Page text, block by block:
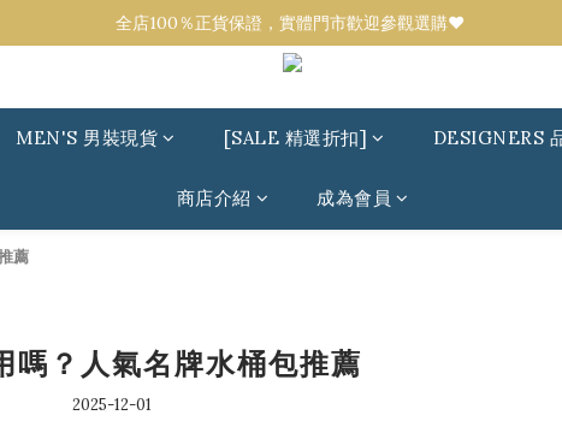
全店100％正貨保證，實體門市歡迎參觀選購❤️
全店100％正貨保證，實體門市歡迎參觀選購❤️
設有代購服務！任何品牌／款式可來圖報價💟
全店100％正貨保證，實體門市歡迎參觀選購❤️
MEN'S 男裝現貨 [SALE 精選折扣] DESIGNERS
商店介紹 成為會員
薦
嗎？人氣名牌水桶包推薦
2025-12-01